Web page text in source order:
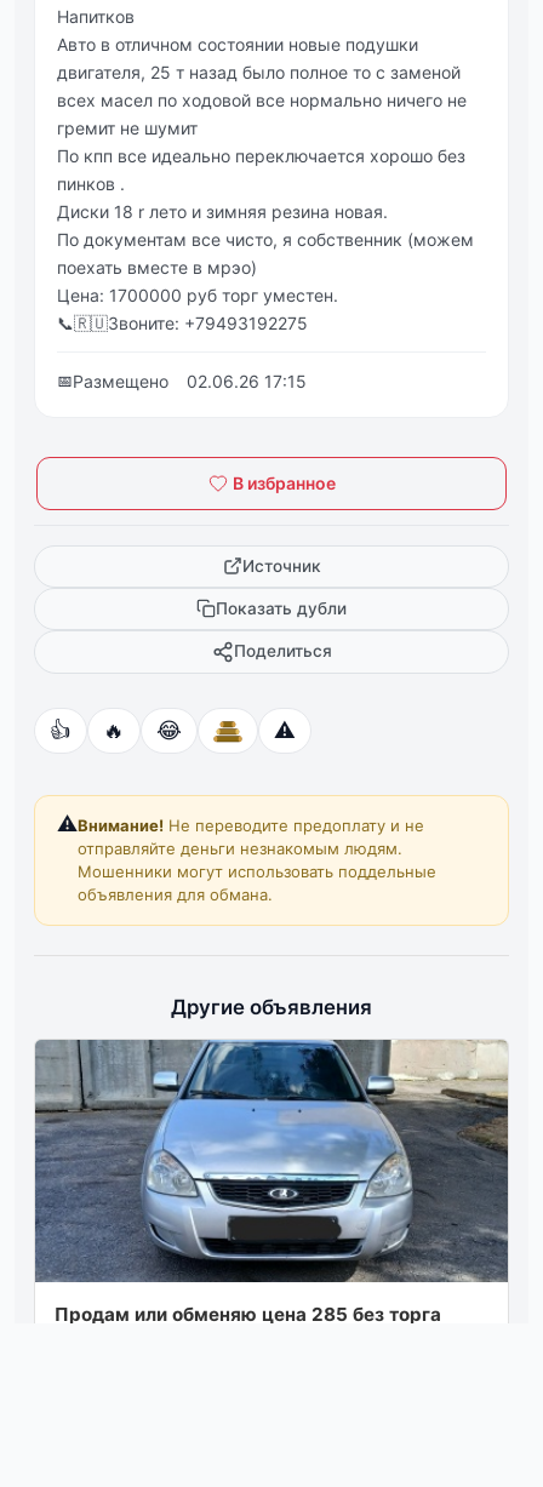
Напитков
Авто в отличном состоянии новые подушки
двигателя, 25 т назад было полное то с заменой
всех масел по ходовой все нормально ничего не
гремит не шумит
По кпп все идеально переключается хорошо без
пинков .
Диски 18 r лето и зимняя резина новая.
По документам все чисто, я собственник (можем
поехать вместе в мрэо)
Цена: 1700000 руб торг уместен.
📞🇷🇺Звоните: +79493192275
📅Размещено 02.06.26 17:15
В избранное
Источник
Показать дубли
Поделиться
👍 🔥 😂 ⚠️
⚠️Внимание! Не переводите предоплату и не
отправляйте деньги незнакомым людям.
Мошенники могут использовать поддельные
объявления для обмана.
Другие объявления
Продам или обменяю цена 285 без торга